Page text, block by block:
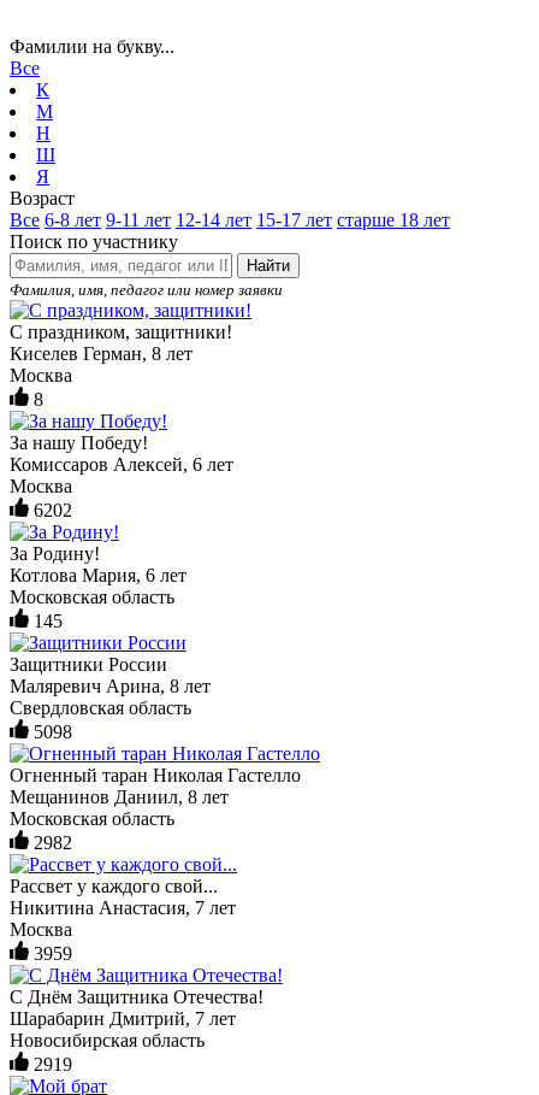
Фамилии на букву...
Все
К
М
Н
Ш
Я
Возраст
Все 6-8 лет 9-11 лет 12-14 лет 15-17 лет старше 18 лет
Поиск по участнику
Найти
Фамилия, имя, педагог или номер заявки
С праздником, защитники!
Киселев Герман, 8 лет
Москва
8
За нашу Победу!
Комиссаров Алексей, 6 лет
Москва
6202
За Родину!
Котлова Мария, 6 лет
Московская область
145
Защитники России
Маляревич Арина, 8 лет
Свердловская область
5098
Огненный таран Николая Гастелло
Мещанинов Даниил, 8 лет
Московская область
2982
Рассвет у каждого свой...
Никитина Анастасия, 7 лет
Москва
3959
С Днём Защитника Отечества!
Шарабарин Дмитрий, 7 лет
Новосибирская область
2919